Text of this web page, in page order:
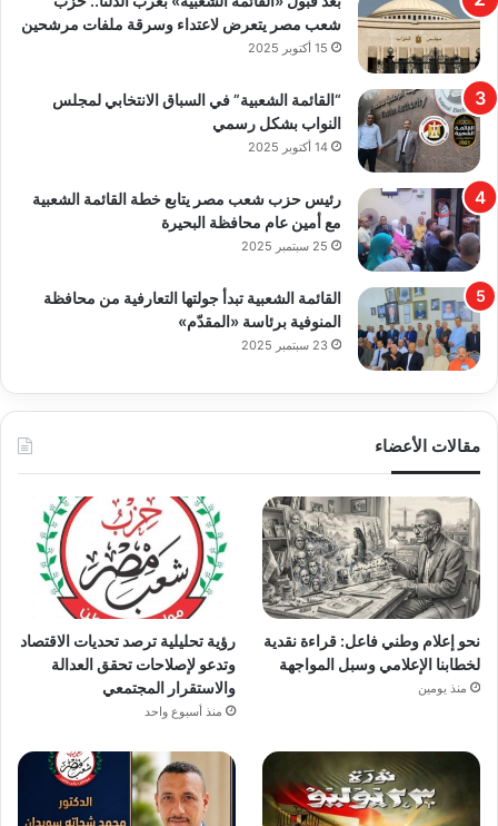
شعب مصر يتعرض لاعتداء وسرقة ملفات مرشحين
15 أكتوبر 2025
“القائمة الشعبية” في السباق الانتخابي لمجلس
النواب بشكل رسمي
14 أكتوبر 2025
رئيس حزب شعب مصر يتابع خطة القائمة الشعبية
مع أمين عام محافظة البحيرة
25 سبتمبر 2025
القائمة الشعبية تبدأ جولتها التعارفية من محافظة
المنوفية برئاسة «المقدّم»
23 سبتمبر 2025
مقالات الأعضاء
نحو إعلام وطني فاعل: قراءة نقدية
لخطابنا الإعلامي وسبل المواجهة
منذ يومين
رؤية تحليلية ترصد تحديات الاقتصاد
وتدعو لإصلاحات تحقق العدالة
والاستقرار المجتمعي
منذ أسبوع واحد